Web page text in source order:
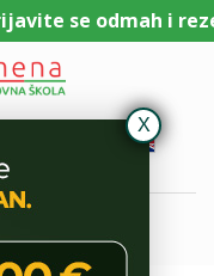
se odmah i